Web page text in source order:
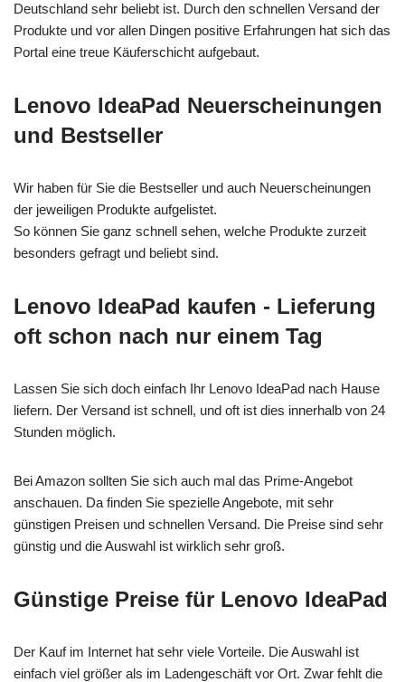
Deutschland sehr beliebt ist. Durch den schnellen Versand der
Produkte und vor allen Dingen positive Erfahrungen hat sich das
Portal eine treue Käuferschicht aufgebaut.
Lenovo IdeaPad Neuerscheinungen
und Bestseller
Wir haben für Sie die Bestseller und auch Neuerscheinungen
der jeweiligen Produkte aufgelistet.
So können Sie ganz schnell sehen, welche Produkte zurzeit
besonders gefragt und beliebt sind.
Lenovo IdeaPad kaufen - Lieferung
oft schon nach nur einem Tag
Lassen Sie sich doch einfach Ihr Lenovo IdeaPad nach Hause
liefern. Der Versand ist schnell, und oft ist dies innerhalb von 24
Stunden möglich.
Bei Amazon sollten Sie sich auch mal das Prime-Angebot
anschauen. Da finden Sie spezielle Angebote, mit sehr
günstigen Preisen und schnellen Versand. Die Preise sind sehr
günstig und die Auswahl ist wirklich sehr groß.
Günstige Preise für Lenovo IdeaPad
Der Kauf im Internet hat sehr viele Vorteile. Die Auswahl ist
einfach viel größer als im Ladengeschäft vor Ort. Zwar fehlt die